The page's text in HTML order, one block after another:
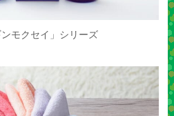
モクセイ」シリーズ